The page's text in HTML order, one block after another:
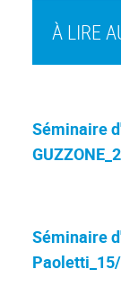
À LIRE
Séminaire
Séminaire